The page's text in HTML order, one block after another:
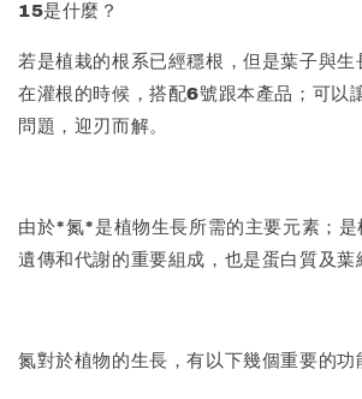
15是什麼？
若是植栽的根系已經穩根，但是葉子與生
在灌根的時候，搭配6號跟本產品；可以
問題，迎刃而解。
由於*氮*是植物生長所需的主要元素；是
遺傳和代謝的重要組成，也是蛋白質及葉
氮對於植物的生長，有以下幾個重要的功